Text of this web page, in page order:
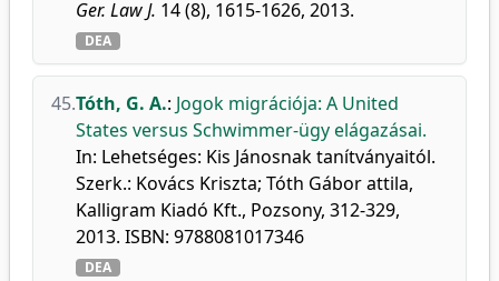
Ger. Law J. 14 (8), 1615-1626, 2013.
DEA
45.Tóth, G. A.: Jogok migrációja: A United
States versus Schwimmer-ügy elágazásai.
In: Lehetséges: Kis Jánosnak tanítványaitól.
Szerk.: Kovács Kriszta; Tóth Gábor attila,
Kalligram Kiadó Kft., Pozsony, 312-329,
2013. ISBN: 9788081017346
DEA